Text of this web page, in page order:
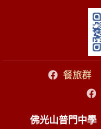
餐旅群
佛光山普門中學